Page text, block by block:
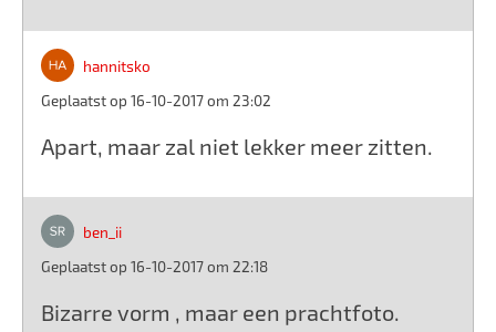
hannitsko
Geplaatst op 16-10-2017 om 23:02
Apart, maar zal niet lekker meer zitten.
ben_ii
Geplaatst op 16-10-2017 om 22:18
Bizarre vorm , maar een prachtfoto.